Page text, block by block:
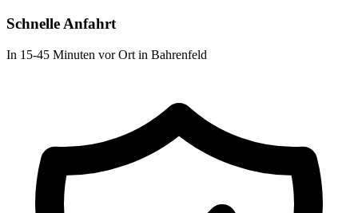
Schnelle Anfahrt
In 15-45 Minuten vor Ort in Bahrenfeld